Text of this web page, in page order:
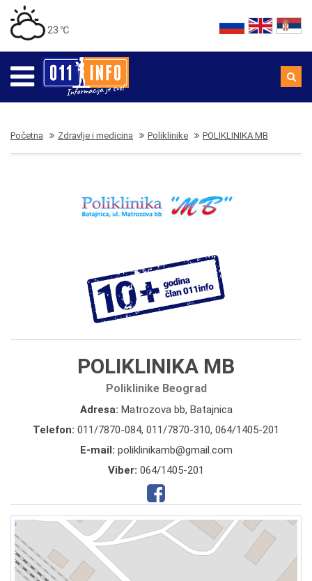
23 ℃
Početna Zdravlje i medicina Poliklinike POLIKLINIKA MB
POLIKLINIKA MB
Poliklinike Beograd
Adresa: Matrozova bb, Batajnica
Telefon: 011/7870-084, 011/7870-310, 064/1405-201
E-mail: poliklinikamb@gmail.com
Viber: 064/1405-201